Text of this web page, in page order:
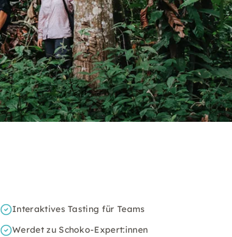
Interaktives Tasting für Teams
Werdet zu Schoko-Expert:innen